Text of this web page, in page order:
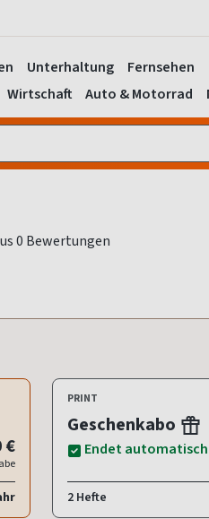
Unterhaltung Fernsehen
Wirtschaft Auto & Motorrad
€
PRINT
Geschenkabo
Endet automatisch
2 Hefte